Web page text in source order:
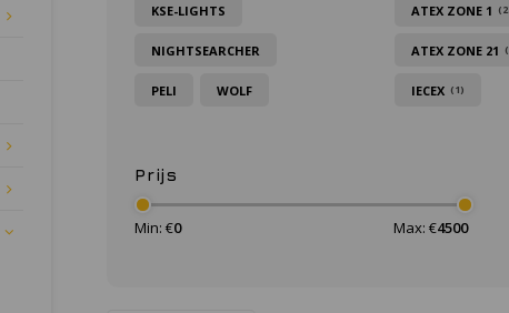
KSE-LIGHTS
NIGHTSEARCHER
PELI WOLF
ATEX ZONE 1
ATEX ZONE 21
IECEX (1)
Prijs
Min: €0 Max: €4500